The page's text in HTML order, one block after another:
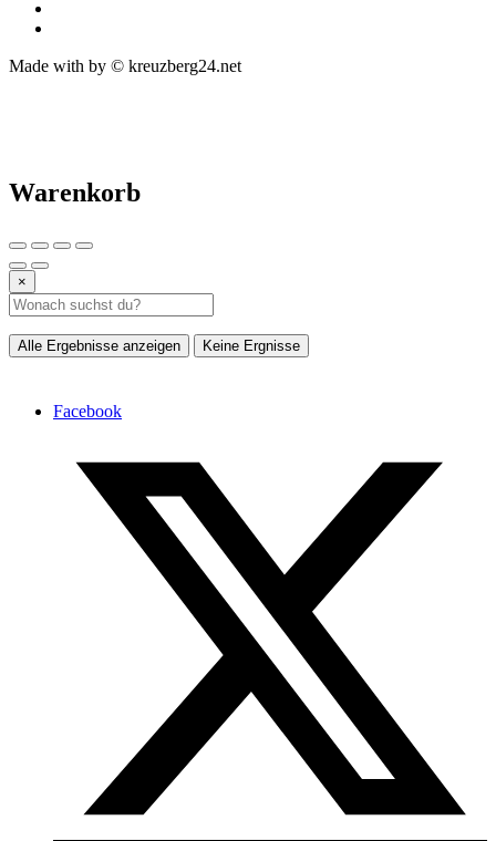
Made with by © kreuzberg24.net
Warenkorb
×
Alle Ergebnisse anzeigen Keine Ergnisse
Facebook